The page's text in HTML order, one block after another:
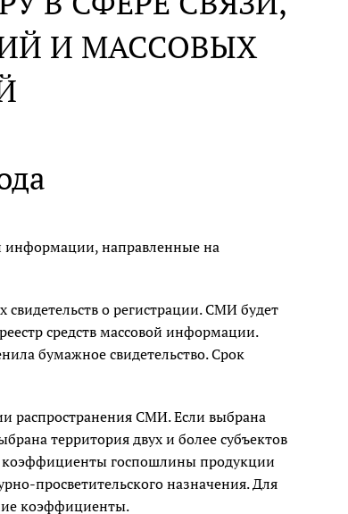
И МАССОВЫХ
информации, направленные на
о регистрации. СМИ будет
средств массовой информации.
бумажное свидетельство. Срок
распространения СМИ. Если выбрана
территория двух и более субъектов
коэффициенты госпошлины продукции
просветительского назначения. Для
коэффициенты.